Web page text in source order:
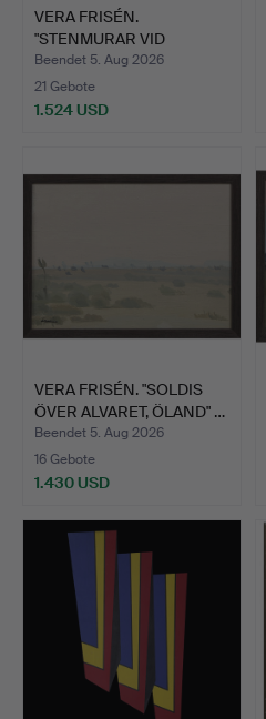
VERA FRISÉN.
"STENMURAR VID
ALVARET, ÖLAND…
Beendet 5. Aug 2026
21 Gebote
1.524 USD
VERA FRISÉN. "SOLDIS
ÖVER ALVARET, ÖLAND" …
Beendet 5. Aug 2026
16 Gebote
1.430 USD